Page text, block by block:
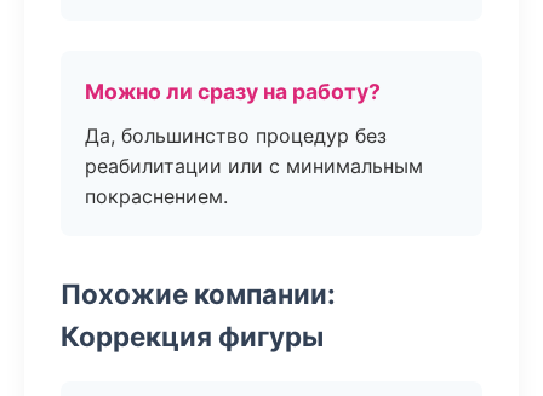
Можно ли сразу на работу?
Да, большинство процедур без
реабилитации или с минимальным
покраснением.
Похожие компании:
Коррекция фигуры